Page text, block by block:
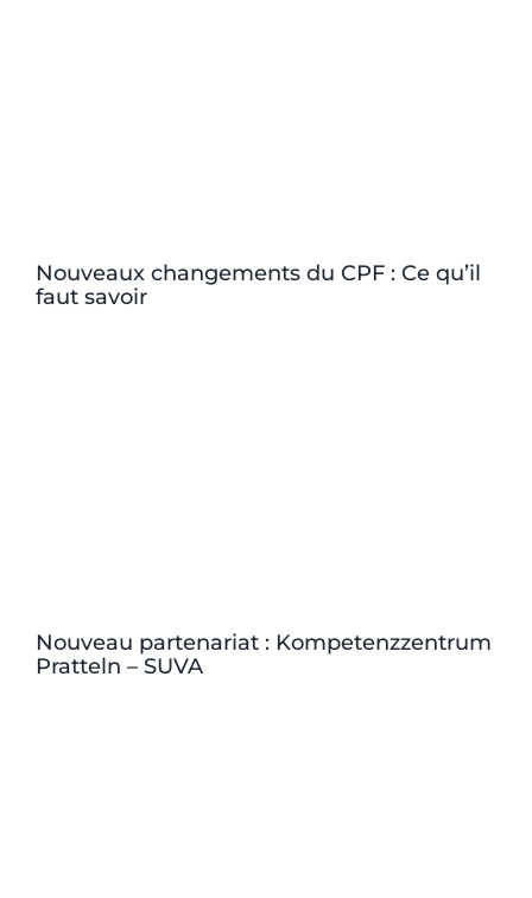
Nouveaux changements du CPF : Ce qu’il
faut savoir
Nouveau partenariat : Kompetenzzentrum
Pratteln – SUVA